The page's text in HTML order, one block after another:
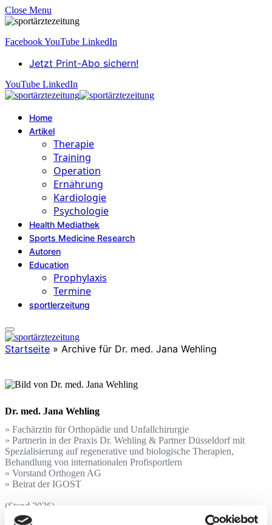
Close Menu
FacebookYouTube LinkedIn
Jetzt Print-Abo sichern!
YouTube LinkedIn
Home
Artikel
Therapie
Training
Operation
Ernährung
Kardiologie
Psychologie
Health Mediathek
Sports Medicine Research
Autoren
Education
Prophylaxis
Termine
sportlerzeitung
Startseite » Archive für Dr. med. Jana Wehling
Dr. med. Jana Wehling
» Fachärztin für Orthopädie und Unfallchirurgie
» Partnerin in der Praxis Dr. Wehling & Partner Düsseldorf mit
Spezialisierung auf regenerative und biologische Therapien,
Behandlung von internationalen Profisportlern
» Vorstand Orthogen AG
» Beirat der IGOST
(Stand 2026)